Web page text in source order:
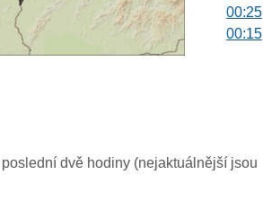
00:25
00:15
dvě hodiny (nejaktuálnější jsou